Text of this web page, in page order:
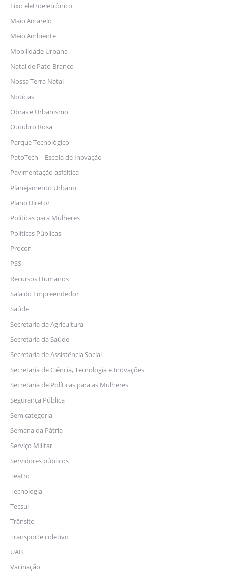
Lixo eletroeletrônico
Maio Amarelo
Meio Ambiente
Mobilidade Urbana
Natal de Pato Branco
Nossa Terra Natal
Notícias
Obras e Urbanismo
Outubro Rosa
Parque Tecnológico
PatoTech – Escola de Inovação
Pavimentação asfáltica
Planejamento Urbano
Plano Diretor
Políticas para Mulheres
Políticas Públicas
Procon
PSS
Recursos Humanos
Sala do Empreendedor
Saúde
Secretaria da Agricultura
Secretaria da Saúde
Secretaria de Assistência Social
Secretaria de Ciência, Tecnologia e Inovações
Secretaria de Políticas para as Mulheres
Segurança Pública
Sem categoria
Semana da Pátria
Serviço Militar
Servidores públicos
Teatro
Tecnologia
Tecsul
Trânsito
Transporte coletivo
UAB
Vacinação